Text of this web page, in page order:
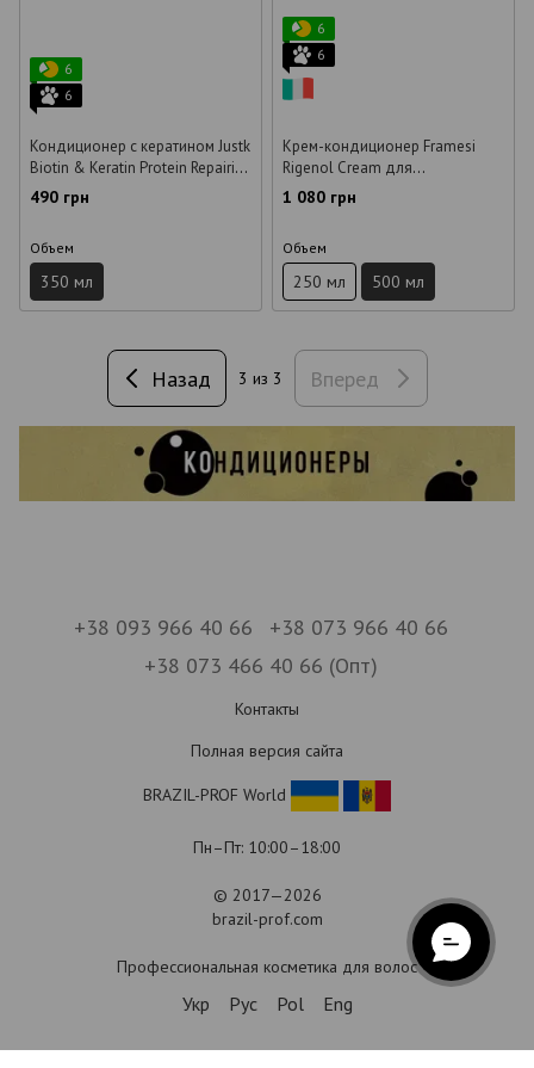
6
6
Кондиционер с кератином Justk
Biotin & Keratin Protein Repairing
для ломких волос 350 мл
490 грн
Объем
350 мл
6
6
Крем-кондиционер Framesi
Rigenol Cream для
восстановления волос 500 мл
1 080 грн
Объем
250 мл 500 мл
Назад 3 из 3 Вперед
+38 093 966 40 66
+38 073 966 40 66
+38 073 466 40 66 (Опт)
Контакты
Полная версия сайта
BRAZIL-PROF World
Пн–Пт: 10:00–18:00
© 2017—2026
brazil-prof.com
Профессиональная косметика для волос
Укр Рус Pol Eng